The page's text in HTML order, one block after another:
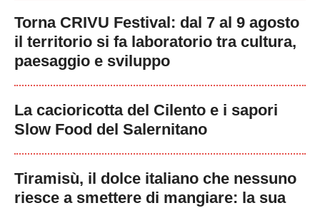
Torna CRIVU Festival: dal 7 al 9 agosto
il territorio si fa laboratorio tra cultura,
paesaggio e sviluppo
La cacioricotta del Cilento e i sapori
Slow Food del Salernitano
Tiramisù, il dolce italiano che nessuno
riesce a smettere di mangiare: la sua